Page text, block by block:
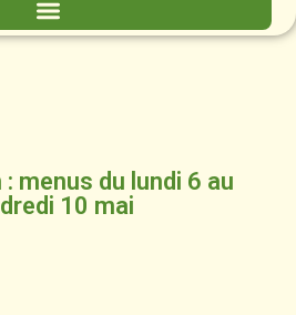
: menus du lundi 6 au
10 mai